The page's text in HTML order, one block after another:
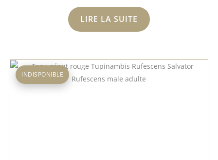
LIRE LA SUITE
INDISPONIBLE